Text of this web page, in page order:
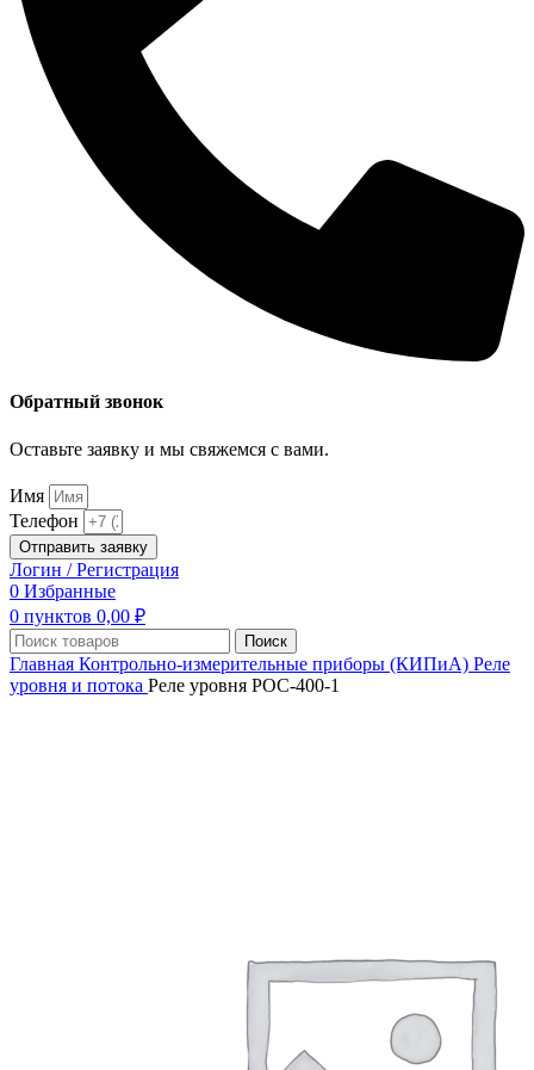
Обратный звонок
Оставьте заявку и мы свяжемся с вами.
Имя
Телефон
Отправить заявку
Логин / Регистрация
0 Избранные
0 пунктов 0,00 ₽
Поиск
Главная Контрольно-измерительные приборы (КИПиА) Реле
уровня и потока Реле уровня РОС-400-1